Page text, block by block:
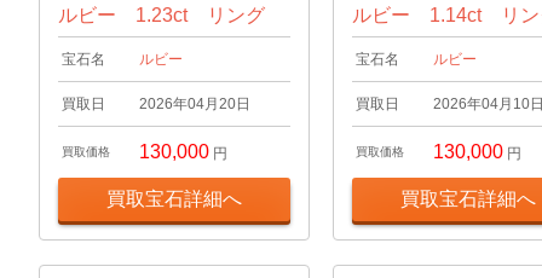
ルビー 1.23ct リング
宝石名 ルビー
買取日 2026年04月20日
買取価格 130,000 円
買取宝石詳細へ
ルビー 1.14ct リン
宝石名 ルビー
買取日 2026年04月10
買取価格 130,000 円
買取宝石詳細へ